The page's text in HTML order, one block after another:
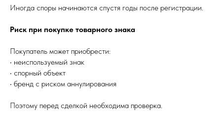
Иногда споры начинаются спустя годы после регистрации.
Риск при покупке товарного знака
Покупатель может приобрести:
• неиспользуемый знак
• спорный объект
• бренд с риском аннулирования
Поэтому перед сделкой необходима проверка.